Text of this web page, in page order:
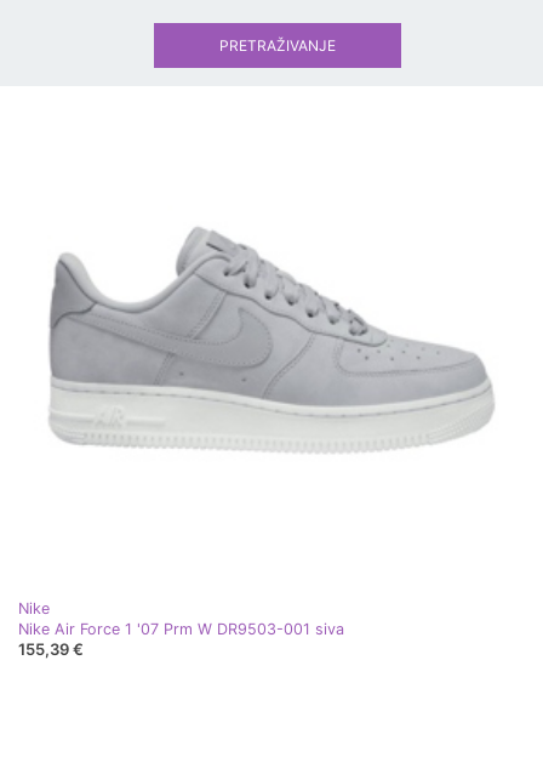
Nike
Nike Air Force 1 '07 Prm W DR9503-001 siva
155,39 €
PRETRAŽIVANJE